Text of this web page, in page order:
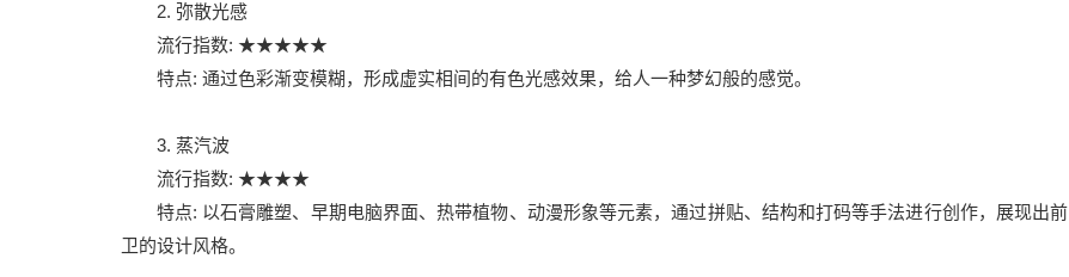
2. 弥散光感
流行指数: ★★★★★
特点: 通过色彩渐变模糊，形成虚实相间的有色光感效果，给人一种梦幻般的感觉。
3. 蒸汽波
流行指数: ★★★★
特点: 以石膏雕塑、早期电脑界面、热带植物、动漫形象等元素，通过拼贴、结构和打码等手法进行创作，展现出前
卫的设计风格。